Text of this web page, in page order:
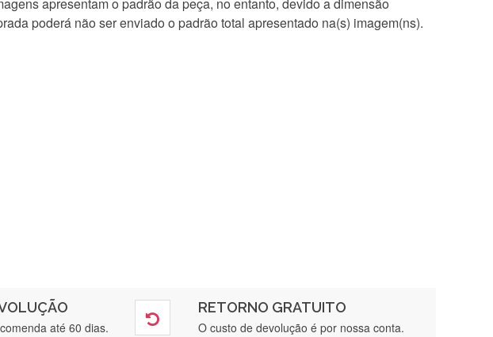
poderá não ser enviado o padrão total apresentado na(s) imagem(ns).
até 60 dias.
RETORNO GRATUITO
O custo de devolução é por nossa conta.